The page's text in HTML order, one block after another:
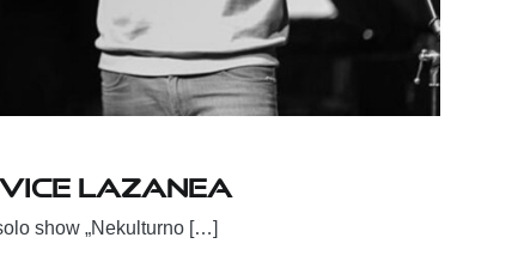
Lazanea
show „Nekulturno […]